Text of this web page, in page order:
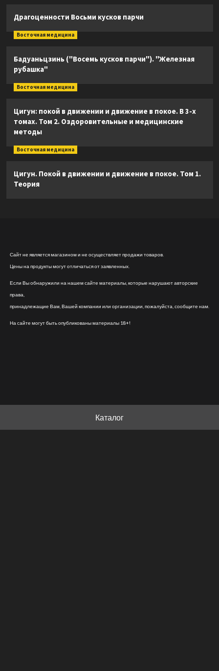
Драгоценности Восьми кусков парчи
Восточная медицина
Бадуаньцзинь ("Восемь кусков парчи"). "Железная
рубашка"
Восточная медицина
Цигун: покой в движении и движение в покое. В 3-х
томах. Том 2. Оздоровительные и медицинские
методы
Восточная медицина
Цигун. Покой в движении и движение в покое. Том 1.
Теория
Сайт не является магазином и не осуществляет продажи товаров.
Цены на продукты могут отличаться от заявленных.
Если Вы обнаружили на нашем сайте материалы, которые нарушают авторские
права,
принадлежащие Вам, Вашей компании или организации, пожалуйста, сообщите нам.
На сайте могут быть опубликованы материалы 18+!
Каталог